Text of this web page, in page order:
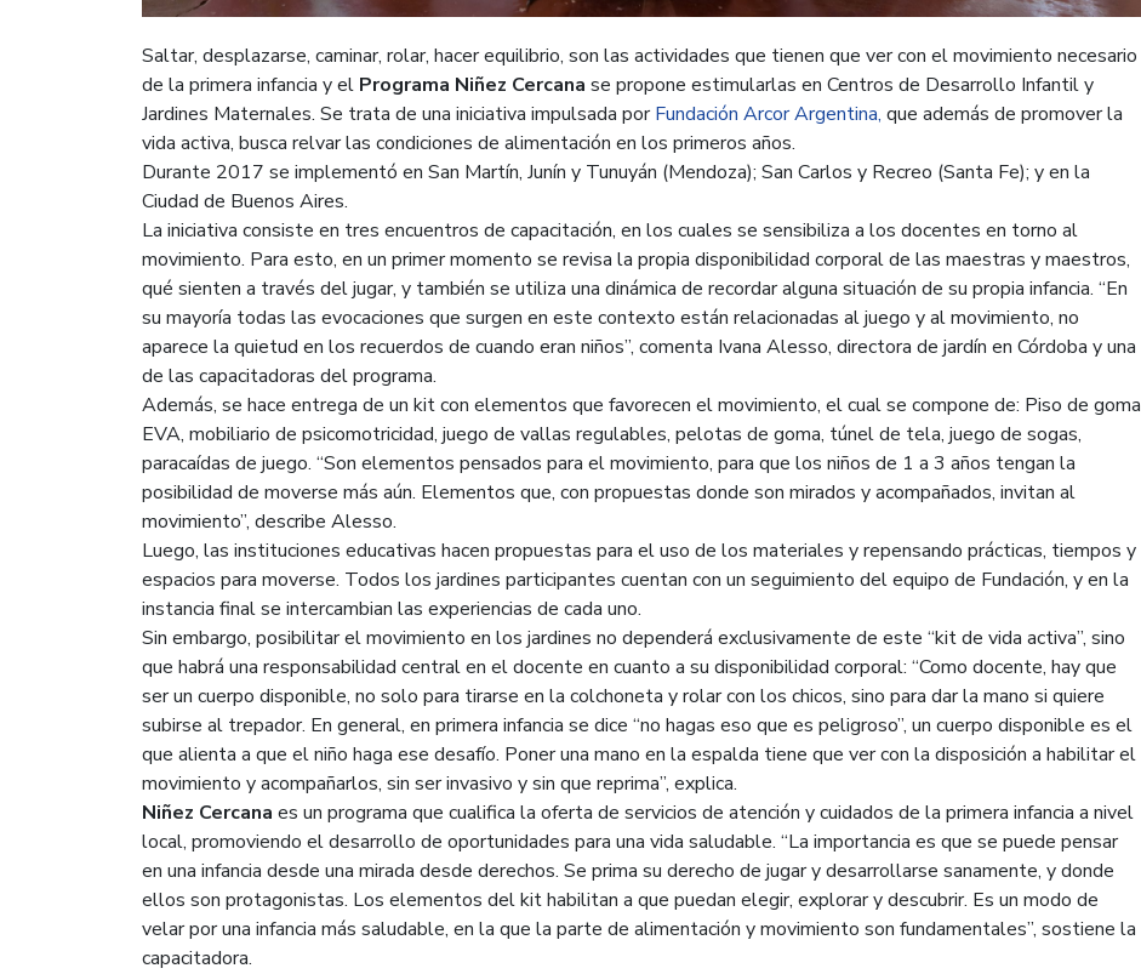
Saltar, desplazarse, caminar, rolar, hacer equilibrio, son las actividades que tienen que ver con el movimiento necesario
de la primera infancia y el Programa Niñez Cercana se propone estimularlas en Centros de Desarrollo Infantil y
Jardines Maternales. Se trata de una iniciativa impulsada porFundación Arcor Argentina, que además de promover la
vida activa, busca relvar las condiciones de alimentación en los primeros años.
Durante 2017 se implementó en San Martín, Junín y Tunuyán (Mendoza); San Carlos y Recreo (Santa Fe); y en la
Ciudad de Buenos Aires.
La iniciativa consiste en tres encuentros de capacitación, en los cuales se sensibiliza a los docentes en torno al
movimiento. Para esto, en un primer momento se revisa la propia disponibilidad corporal de las maestras y maestros,
qué sienten a través del jugar, y también se utiliza una dinámica de recordar alguna situación de su propia infancia. “En
su mayoría todas las evocaciones que surgen en este contexto están relacionadas al juego y al movimiento, no
aparece la quietud en los recuerdos de cuando eran niños”, comenta Ivana Alesso, directora de jardín en Córdoba y una
de las capacitadoras del programa.
Además, se hace entrega de un kit con elementos que favorecen el movimiento, el cual se compone de: Piso de goma
EVA, mobiliario de psicomotricidad, juego de vallas regulables, pelotas de goma, túnel de tela, juego de sogas,
paracaídas de juego. “Son elementos pensados para el movimiento, para que los niños de 1 a 3 años tengan la
posibilidad de moverse más aún. Elementos que, con propuestas donde son mirados y acompañados, invitan al
movimiento”, describe Alesso.
Luego, las instituciones educativas hacen propuestas para el uso de los materiales y repensando prácticas, tiempos y
espacios para moverse. Todos los jardines participantes cuentan con un seguimiento del equipo de Fundación, y en la
instancia final se intercambian las experiencias de cada uno.
Sin embargo, posibilitar el movimiento en los jardines no dependerá exclusivamente de este “kit de vida activa”, sino
que habrá una responsabilidad central en el docente en cuanto a su disponibilidad corporal: “Como docente, hay que
ser un cuerpo disponible, no solo para tirarse en la colchoneta y rolar con los chicos, sino para dar la mano si quiere
subirse al trepador. En general, en primera infancia se dice “no hagas eso que es peligroso”, un cuerpo disponible es el
que alienta a que el niño haga ese desafío. Poner una mano en la espalda tiene que ver con la disposición a habilitar el
movimiento y acompañarlos, sin ser invasivo y sin que reprima”, explica.
Niñez Cercana es un programa que cualifica la oferta de servicios de atención y cuidados de la primera infancia a nivel
local, promoviendo el desarrollo de oportunidades para una vida saludable. “La importancia es que se puede pensar
en una infancia desde una mirada desde derechos. Se prima su derecho de jugar y desarrollarse sanamente, y donde
ellos son protagonistas. Los elementos del kit habilitan a que puedan elegir, explorar y descubrir. Es un modo de
velar por una infancia más saludable, en la que la parte de alimentación y movimiento son fundamentales”, sostiene la
capacitadora.